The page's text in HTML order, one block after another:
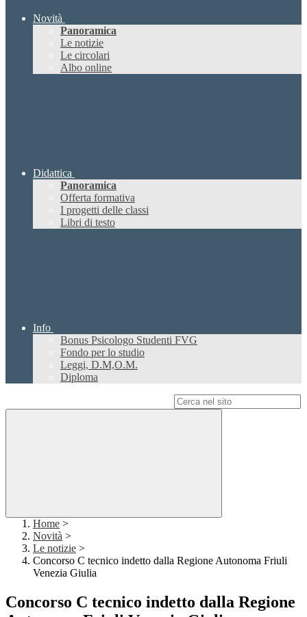
Novità
Panoramica
Le notizie
Le circolari
Albo online
Didattica
Panoramica
Offerta formativa
I progetti delle classi
Libri di testo
Info
Bonus Psicologo Studenti FVG
Fondo per lo studio
Leggi, D.M,O.M.
Diploma
Home >
Novità >
Le notizie >
Concorso C tecnico indetto dalla Regione Autonoma Friuli
Venezia Giulia
Concorso C tecnico indetto dalla Regione